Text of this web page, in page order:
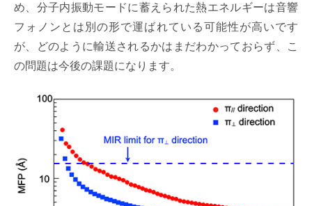
め、分子内振動モードに蓄えられた熱エネルギーは音響
フォノンとは別の形で運ばれている可能性が高いです
が、どのように輸送されるかはまだわかっておらず、こ
の問題は今後の課題になります。